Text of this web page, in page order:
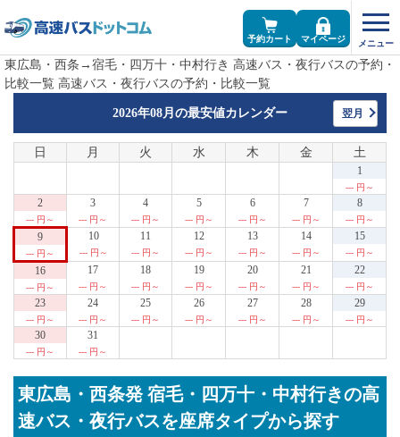
予約カート マイページ
東広島・西条→宿毛・四万十・中村行き 高速バス・夜行バスの予約・
比較一覧 高速バス・夜行バスの予約・比較一覧
2026年08月の最安値カレンダー 翌月
日 月 火 水 木 金 土
1
--- 円～
2
--- 円～
3
--- 円～
4
--- 円～
5
--- 円～
6
--- 円～
7
--- 円～
8
--- 円～
9
--- 円～
10
--- 円～
11
--- 円～
12
--- 円～
13
--- 円～
14
--- 円～
15
--- 円～
16
--- 円～
17
--- 円～
18
--- 円～
19
--- 円～
20
--- 円～
21
--- 円～
22
--- 円～
23
--- 円～
24
--- 円～
25
--- 円～
26
--- 円～
27
--- 円～
28
--- 円～
29
--- 円～
30
--- 円～
31
--- 円～
東広島・西条発 宿毛・四万十・中村行きの高
速バス・夜行バスを座席タイプから探す